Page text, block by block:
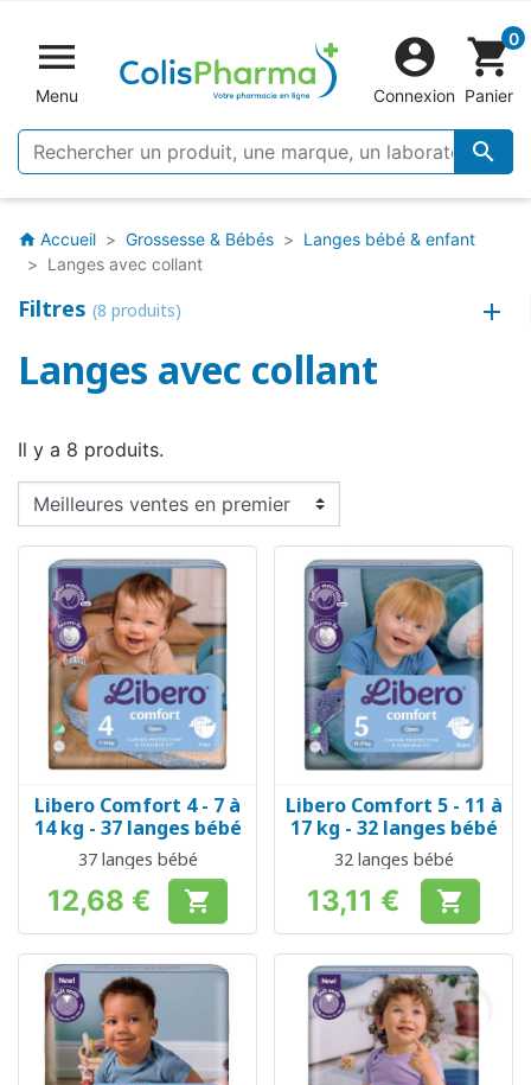

Menu


Connexion
shopping_cart0
Panier
home Accueil Grossesse & Bébés
Langes bébé & enfant
Langes avec collant
Filtres (8 produits)
Langes avec collant
Il y a 8 produits.
Libero Comfort 4 - 7 à
14 kg - 37 langes bébé
37 langes bébé
Prix
12,68 € 
Libero Comfort 5 - 11 à
17 kg - 32 langes bébé
32 langes bébé
Prix
13,11 € 